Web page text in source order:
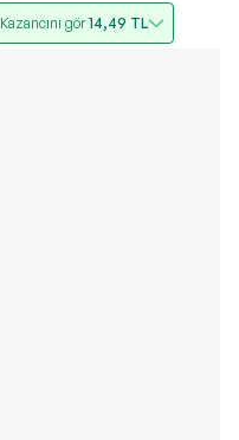
Kazancını gör14,49 TL